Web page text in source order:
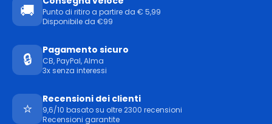
🚚
Punto di ritiro a partire da € 5,99
Disponibile da €99
🔒
Pagamento sicuro
CB, PayPal, Alma
3x senza interessi
⭐
Recensioni dei clienti
9,6/10 basato su oltre 2300 recensioni
Recensioni garantite